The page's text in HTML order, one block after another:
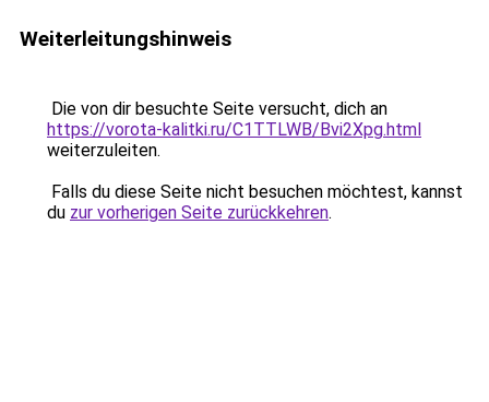
Weiterleitungshinweis
Die von dir besuchte Seite versucht, dich an
https://vorota-kalitki.ru/C1TTLWB/Bvi2Xpg.html
weiterzuleiten.
Falls du diese Seite nicht besuchen möchtest, kannst
du zur vorherigen Seite zurückkehren.